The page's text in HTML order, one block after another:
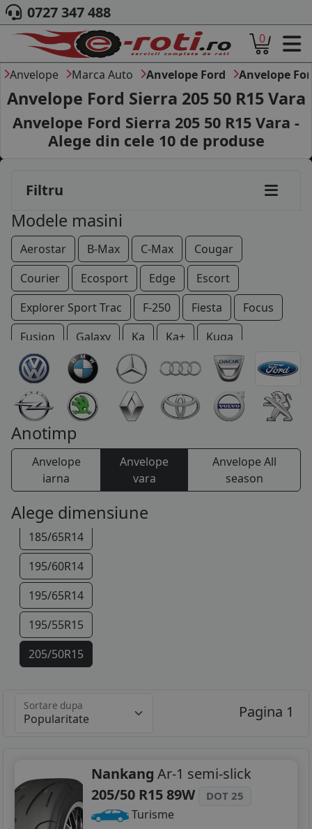
ACASA
DESPRE NOI
ANVELOPE
AUTO
CAMION
MOTO
MARCA AUTO
BLOG
B2B - COLABORARE COMPANII
CONT
CONTACT
COS (
0 PRODUSE)
0727 347 488
0
Anvelope Marca Auto Anvelope Ford Anvelope
Anvelope Ford Sierra 205 50 R15 Vara
Anvelope Ford Sierra 205 50 R15 Vara -
Alege din cele 10de produse
Filtru
Modele masini
Aerostar B-Max C-Max
Cougar
Courier
Ecosport Edge
Escort
Explorer Sport Trac
F-250 Fiesta
Focus
Fusion
Galaxy Ka Ka+
Kuga
Maverick
Mondeo Mustang
Probe
Puma
Ranger Sierra
S-Max
Thunderbird
Tourneo Transit Windstar
Anotimp
Anvelope
iarna
Anvelope
vara
Anvelope All
season
Alege dimensiune
165/80R13
175/80R13
185/70R13
195/70R13
185/65R14
195/60R14
195/65R14
195/55R15
205/50R15
Sortare dupa Pagina 1
Nankang Ar-1 semi-slick
205/50 R15 89W
DOT 25
Turisme